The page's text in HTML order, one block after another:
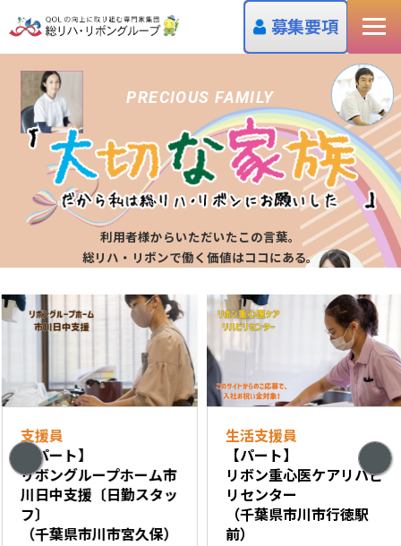
募集要項
PRECIOUS FAMILY
利用者様からいただいたこの言葉。
総リハ・リボンで働く価値はココにある。
支援員
【パート】
リボングループホーム市
川日中支援〔日勤スタッ
フ〕
（千葉県市川市宮久保）
生活支援員
【パート】
リボン重心医ケアリハビ
リセンター
（千葉県市川市行徳駅
前）